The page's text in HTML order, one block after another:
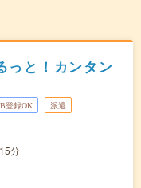
っと！カンタン
登録OK 派遣
分